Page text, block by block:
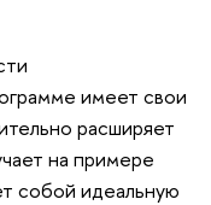
имеет свои
расширяет
на примере
собой идеальную